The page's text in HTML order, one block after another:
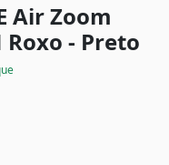
Air Zoom
Roxo - Preto